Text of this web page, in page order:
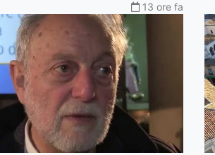
13 ore fa